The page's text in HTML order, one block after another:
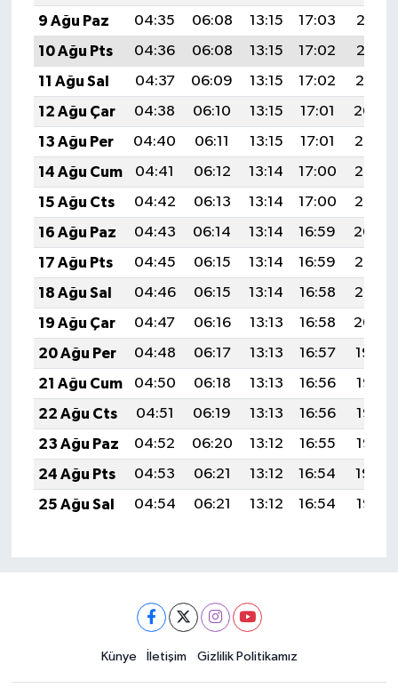
9 Ağu Paz
04:35 06:08 13:15 17:03
20:13
10 Ağu Pts
04:36 06:08 13:15 17:02
20:12
11 Ağu Sal
04:37 06:09 13:15 17:02
20:10
12 Ağu Çar
04:38 06:10 13:15 17:01
20:09
13 Ağu Per
04:40 06:11 13:15 17:01
20:08
14 Ağu Cum
04:41 06:12 13:14 17:00
20:07
15 Ağu Cts
04:42 06:13 13:14 17:00
20:06
16 Ağu Paz
04:43 06:14 13:14 16:59
20:04
17 Ağu Pts
04:45 06:15 13:14 16:59
20:03
18 Ağu Sal
04:46 06:15 13:14 16:58
20:02
19 Ağu Çar
04:47 06:16 13:13 16:58
20:00
20 Ağu Per
04:48 06:17 13:13 16:57
19:59
21 Ağu Cum
04:50 06:18 13:13 16:56
19:58
22 Ağu Cts
04:51 06:19 13:13 16:56
19:56
23 Ağu Paz
04:52 06:20 13:12 16:55
19:55
24 Ağu Pts
04:53 06:21 13:12 16:54
19:54
25 Ağu Sal
04:54 06:21 13:12 16:54 19:52
Künye İletişim Gizlilik Politikamız